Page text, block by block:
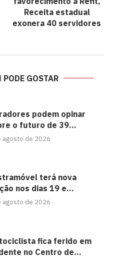
Receita estadual
exonera 40 servidores
PODE GOSTAR
podem opinar
o futuro de 39...
agosto de 2026
terá nova
nos dias 19 e...
agosto de 2026
fica ferido em
no Centro de...